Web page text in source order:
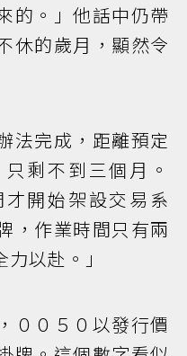
的。」他話中仍帶
休的歲月，顯然令
法完成，距離預定
剩不到三個月。
才開始架設交易系
，作業時間只有兩
以赴。」
０５０以發行價